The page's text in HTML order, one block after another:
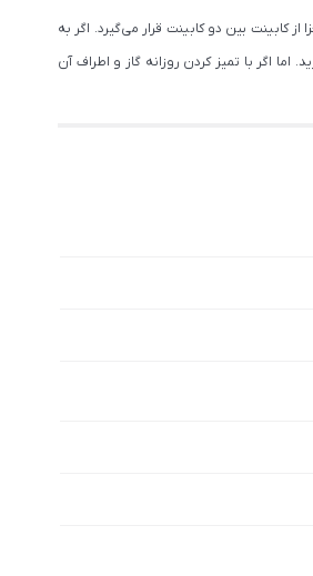
بین دو کابینت قرار می‌گیرد. اگر به
اگر با تمیز کردن روزانه گاز و اطراف آن